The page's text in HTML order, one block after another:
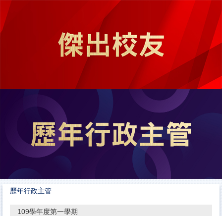
跳
到
歷年行政主管
109學年度第一學期